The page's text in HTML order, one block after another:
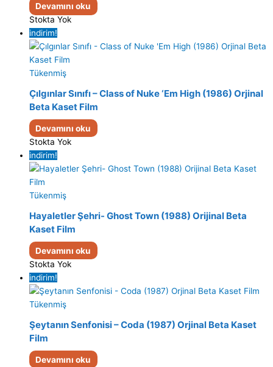
Devamını oku
Stokta Yok
indirim!
Tükenmiş
Çılgınlar Sınıfı – Class of Nuke ‘Em High (1986) Orjinal
Beta Kaset Film
Devamını oku
Stokta Yok
indirim!
Tükenmiş
Hayaletler Şehri- Ghost Town (1988) Orijinal Beta
Kaset Film
Devamını oku
Stokta Yok
indirim!
Tükenmiş
Şeytanın Senfonisi – Coda (1987) Orjinal Beta Kaset
Film
Devamını oku